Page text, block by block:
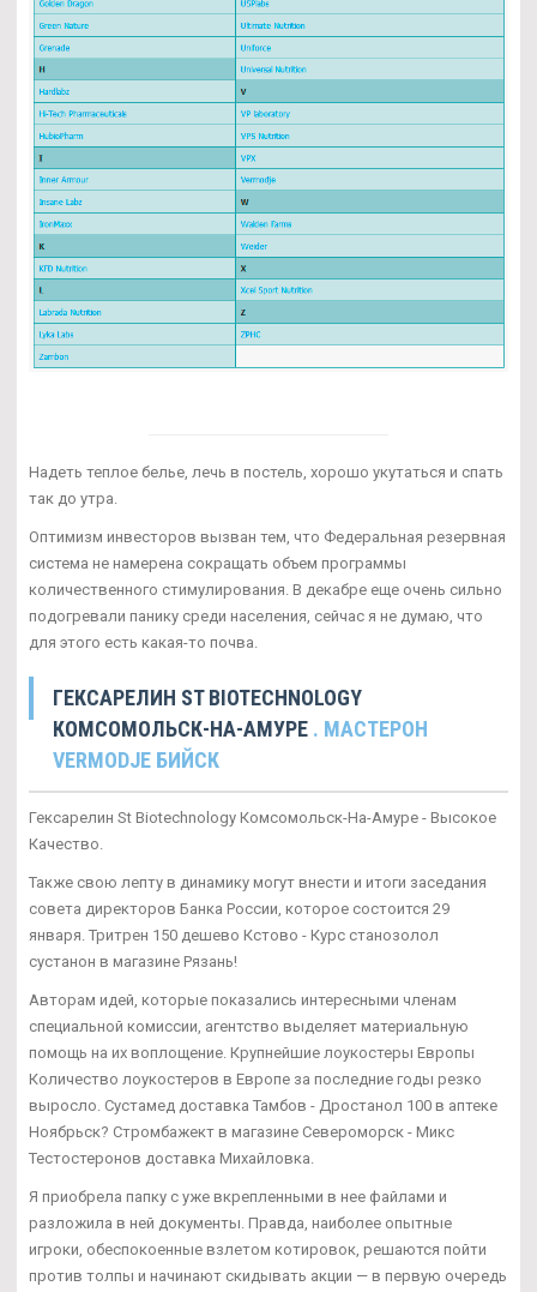
Надеть теплое белье, лечь в постель, хорошо укутаться и спать
так до утра.
Оптимизм инвесторов вызван тем, что Федеральная резервная
система не намерена сокращать объем программы
количественного стимулирования. В декабре еще очень сильно
подогревали панику среди населения, сейчас я не думаю, что
для этого есть какая-то почва.
ГЕКСАРЕЛИН ST BIOTECHNOLOGY
КОМСОМОЛЬСК-НА-АМУРЕ . МАСТЕРОН
VERMODJE БИЙСК
Гексарелин St Biotechnology Комсомольск-На-Амуре - Высокое
Качество.
Также свою лепту в динамику могут внести и итоги заседания
совета директоров Банка России, которое состоится 29
января. Тритрен 150 дешево Кстово - Курс станозолол
сустанон в магазине Рязань!
Авторам идей, которые показались интересными членам
специальной комиссии, агентство выделяет материальную
помощь на их воплощение. Крупнейшие лоукостеры Европы
Количество лоукостеров в Европе за последние годы резко
выросло. Сустамед доставка Тамбов - Дростанол 100 в аптеке
Ноябрьск? Стромбажект в магазине Североморск - Микс
Тестостеронов доставка Михайловка.
Я приобрела папку с уже вкрепленными в нее файлами и
разложила в ней документы. Правда, наиболее опытные
игроки, обеспокоенные взлетом котировок, решаются пойти
против толпы и начинают скидывать акции — в первую очередь